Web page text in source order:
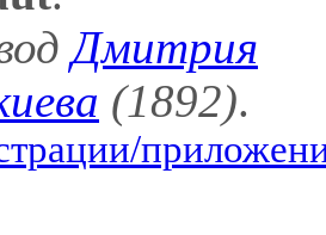
Дмитрия
(1892).